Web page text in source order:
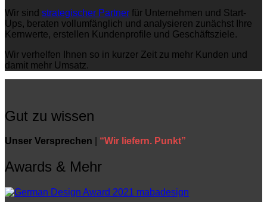
Wir sind strategischer Partner für Unternehmen und Start-
Ups, beraten vollumfänglich und analysieren zunächst Ihre
Kernwerte, erstellen Kundenprofile und Geschäftsziele.
Wir verhelfen Ihnen so in kurzer Zeit zu mehr Kunden und
damit mehr Umsatz.
Gut zu wissen
Unser Versprechen “Wir liefern. Punkt”
Awards & Mehr